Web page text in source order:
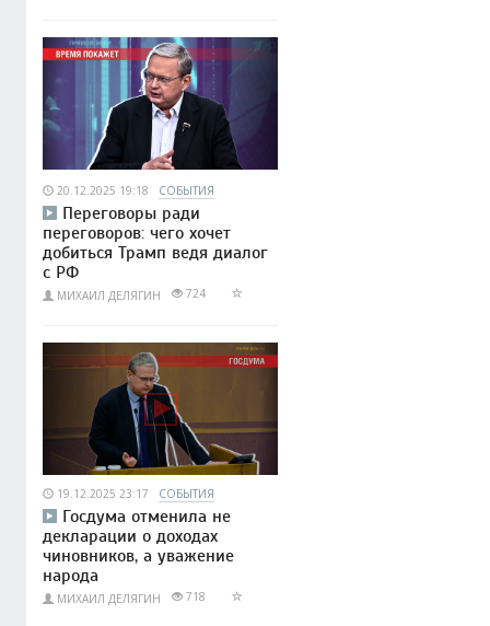
20.12.2025 19:18 СОБЫТИЯ
Переговоры ради
переговоров: чего хочет
добиться Трамп ведя диалог
с РФ
МИХАИЛ ДЕЛЯГИН 724
19.12.2025 23:17 СОБЫТИЯ
Госдума отменила не
декларации о доходах
чиновников, а уважение
народа
МИХАИЛ ДЕЛЯГИН 718